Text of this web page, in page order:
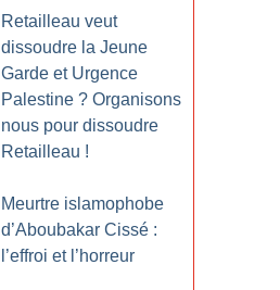
Retailleau veut
dissoudre la Jeune
Garde et Urgence
Palestine ? Organisons
nous pour dissoudre
Retailleau !
Meurtre islamophobe
d’Aboubakar Cissé :
l’effroi et l’horreur